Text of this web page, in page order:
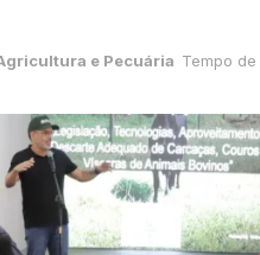
e Pecuária Tempo